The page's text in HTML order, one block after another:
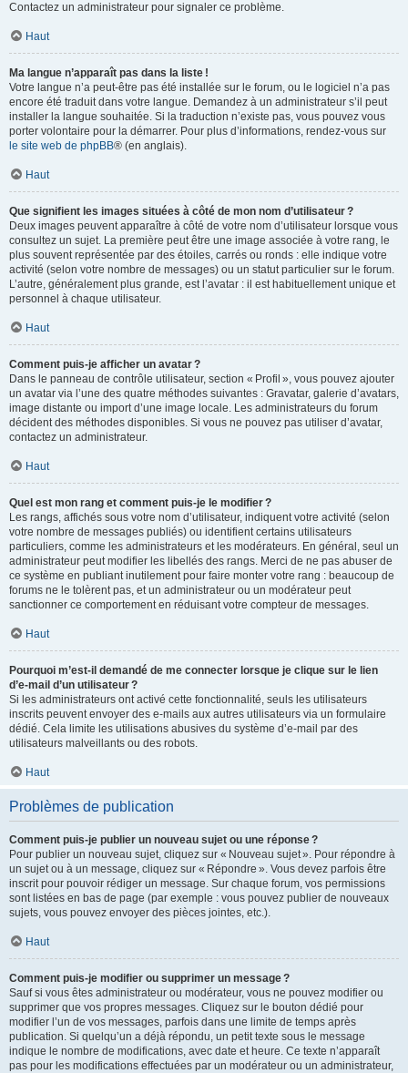
Contactez un administrateur pour signaler ce problème.
Haut
Ma langue n’apparaît pas dans la liste !
Votre langue n’a peut-être pas été installée sur le forum, ou le logiciel n’a pas
encore été traduit dans votre langue. Demandez à un administrateur s’il peut
installer la langue souhaitée. Si la traduction n’existe pas, vous pouvez vous
porter volontaire pour la démarrer. Pour plus d’informations, rendez-vous sur
le site web de phpBB® (en anglais).
Haut
Que signifient les images situées à côté de mon nom d’utilisateur ?
Deux images peuvent apparaître à côté de votre nom d’utilisateur lorsque vous
consultez un sujet. La première peut être une image associée à votre rang, le
plus souvent représentée par des étoiles, carrés ou ronds : elle indique votre
activité (selon votre nombre de messages) ou un statut particulier sur le forum.
L’autre, généralement plus grande, est l’avatar : il est habituellement unique et
personnel à chaque utilisateur.
Haut
Comment puis-je afficher un avatar ?
Dans le panneau de contrôle utilisateur, section « Profil », vous pouvez ajouter
un avatar via l’une des quatre méthodes suivantes : Gravatar, galerie d’avatars,
image distante ou import d’une image locale. Les administrateurs du forum
décident des méthodes disponibles. Si vous ne pouvez pas utiliser d’avatar,
contactez un administrateur.
Haut
Quel est mon rang et comment puis-je le modifier ?
Les rangs, affichés sous votre nom d’utilisateur, indiquent votre activité (selon
votre nombre de messages publiés) ou identifient certains utilisateurs
particuliers, comme les administrateurs et les modérateurs. En général, seul un
administrateur peut modifier les libellés des rangs. Merci de ne pas abuser de
ce système en publiant inutilement pour faire monter votre rang : beaucoup de
forums ne le tolèrent pas, et un administrateur ou un modérateur peut
sanctionner ce comportement en réduisant votre compteur de messages.
Haut
Pourquoi m’est-il demandé de me connecter lorsque je clique sur le lien
d’e-mail d’un utilisateur ?
Si les administrateurs ont activé cette fonctionnalité, seuls les utilisateurs
inscrits peuvent envoyer des e-mails aux autres utilisateurs via un formulaire
dédié. Cela limite les utilisations abusives du système d’e-mail par des
utilisateurs malveillants ou des robots.
Haut
Problèmes de publication
Comment puis-je publier un nouveau sujet ou une réponse ?
Pour publier un nouveau sujet, cliquez sur « Nouveau sujet ». Pour répondre à
un sujet ou à un message, cliquez sur « Répondre ». Vous devez parfois être
inscrit pour pouvoir rédiger un message. Sur chaque forum, vos permissions
sont listées en bas de page (par exemple : vous pouvez publier de nouveaux
sujets, vous pouvez envoyer des pièces jointes, etc.).
Haut
Comment puis-je modifier ou supprimer un message ?
Sauf si vous êtes administrateur ou modérateur, vous ne pouvez modifier ou
supprimer que vos propres messages. Cliquez sur le bouton dédié pour
modifier l’un de vos messages, parfois dans une limite de temps après
publication. Si quelqu’un a déjà répondu, un petit texte sous le message
indique le nombre de modifications, avec date et heure. Ce texte n’apparaît
pas pour les modifications effectuées par un modérateur ou un administrateur,